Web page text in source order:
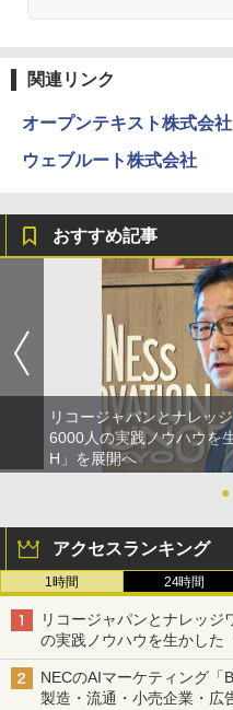
関連リンク
オープンテキスト株式会社
ウェブルート株式会社
おすすめ記事
リコージャパンとナレッ
6000人の実践ノウハウを
H」を展開へ
●
アクセスランキング
1時間 24時間
リコージャパンとナレッジ
の実践ノウハウを生かした
NECのAIマーケティング
製造・流通・小売企業・広